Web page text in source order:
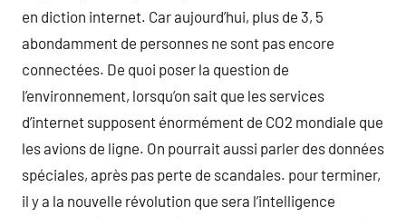
en diction internet. Car aujourd’hui, plus de 3, 5
abondamment de personnes ne sont pas encore
connectées. De quoi poser la question de
l’environnement, lorsqu’on sait que les services
d’internet supposent énormément de CO2 mondiale que
les avions de ligne. On pourrait aussi parler des données
spéciales, après pas perte de scandales. pour terminer,
il y a la nouvelle révolution que sera l’intelligence